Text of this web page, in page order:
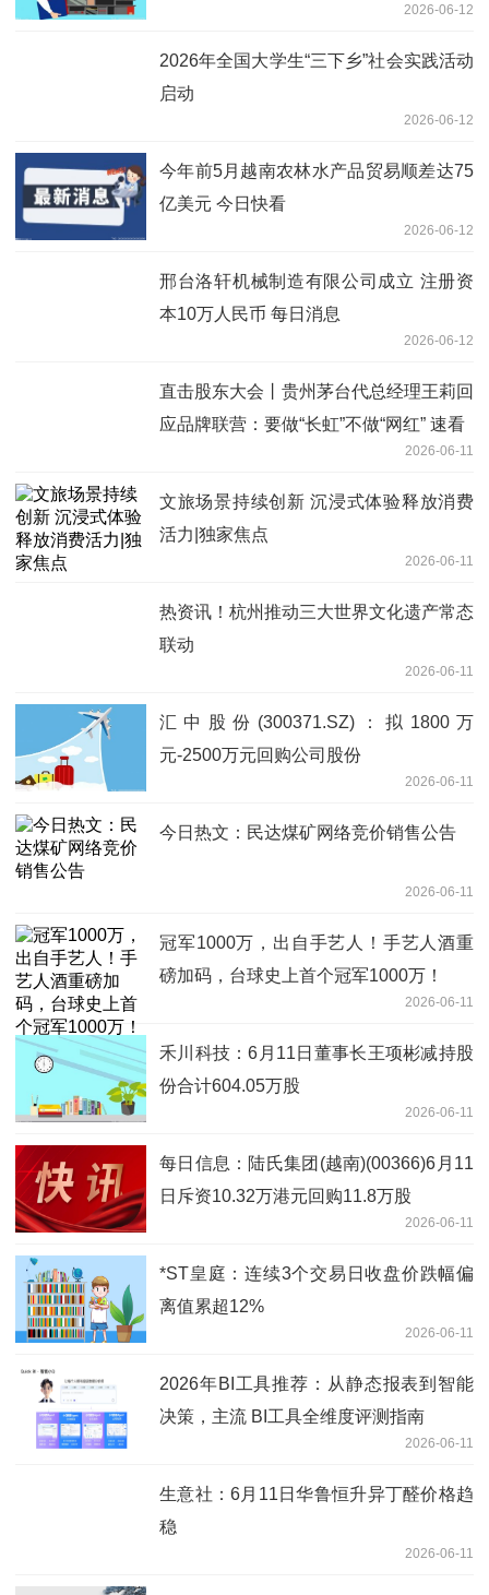
2026-06-12
2026年全国大学生“三下乡”社会实践活动
启动
2026-06-12
今年前5月越南农林水产品贸易顺差达75
亿美元 今日快看
2026-06-12
邢台洛轩机械制造有限公司成立 注册资
本10万人民币 每日消息
2026-06-12
直击股东大会丨贵州茅台代总经理王莉回
应品牌联营：要做“长虹”不做“网红” 速看
2026-06-11
文旅场景持续创新 沉浸式体验释放消费
活力|独家焦点
2026-06-11
热资讯！杭州推动三大世界文化遗产常态
联动
2026-06-11
汇中股份(300371.SZ)：拟1800万
元-2500万元回购公司股份
2026-06-11
今日热文：民达煤矿网络竞价销售公告
2026-06-11
冠军1000万，出自手艺人！手艺人酒重
磅加码，台球史上首个冠军1000万！
2026-06-11
禾川科技：6月11日董事长王项彬减持股
份合计604.05万股
2026-06-11
每日信息：陆氏集团(越南)(00366)6月11
日斥资10.32万港元回购11.8万股
2026-06-11
*ST皇庭：连续3个交易日收盘价跌幅偏
离值累超12%
2026-06-11
2026年BI工具推荐：从静态报表到智能
决策，主流 BI工具全维度评测指南
2026-06-11
生意社：6月11日华鲁恒升异丁醛价格趋
稳
2026-06-11